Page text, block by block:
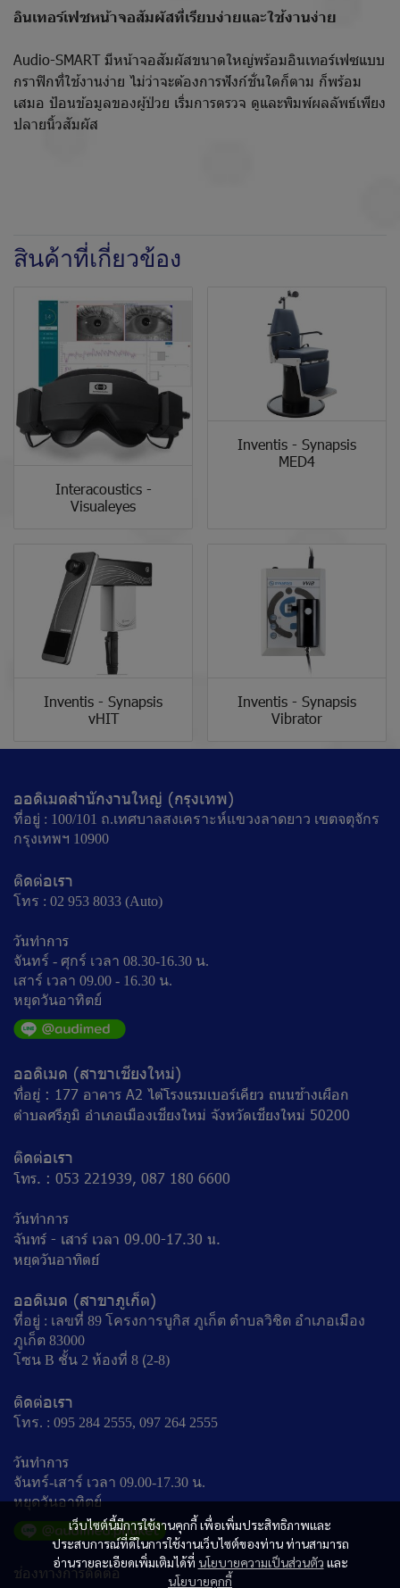
อินเทอร์เฟซหน้าจอสัมผัสที่เรียบง่ายและใช้งานง่าย
Audio-SMART มีหน้าจอสัมผัสขนาดใหญ่พร้อมอินเทอร์เฟซแบบ
กราฟิกที่ใช้งานง่าย ไม่ว่าจะต้องการฟังก์ชั่นใดก็ตาม ก็พร้อม
เสมอ ป้อนข้อมูลของผู้ป่วย เริ่มการตรวจ ดูและพิมพ์ผลลัพธ์เพียง
ปลายนิ้วสัมผัส
สินค้าที่เกี่ยวข้อง
Interacoustics -
Visualeyes
Inventis - Synapsis
MED4
Inventis - Synapsis
vHIT
Inventis - Synapsis
Vibrator
เว็บไซต์นี้มีการใช้งานคุกกี้ เพื่อเพิ่มประสิทธิภาพและ
ประสบการณ์ที่ดีในการใช้งานเว็บไซต์ของท่าน ท่านสามารถ
อ่านรายละเอียดเพิ่มเติมได้ที่ นโยบายความเป็นส่วนตัว และ
นโยบายคุกกี้
ออดิเมดสำนักงานใหญ่ (กรุงเทพ)
ที่อยู่ : 100/101 ถ.เทศบาลสงเคราะห์แขวงลาดยาว เขตจตุจักร
กรุงเทพฯ 10900
ติดต่อเรา
โทร : 02 953 8033 (Auto)
วันทำการ
จันทร์ - ศุกร์ เวลา 08.30-16.30 น.
เสาร์ เวลา 09.00 - 16.30 น.
หยุดวันอาทิตย์
ออดิเมด (สาขาเชียงใหม่)
ที่อยู่ : 177 อาคาร A2 ไต้โรงแรมเบอร์เคียว ถนนช้างเผือก
ตำบลศรีภูมิ อำเภอเมืองเชียงใหม่ จังหวัดเชียงใหม่ 50200
ติดต่อเรา
โทร. : 053 221939, 087 180 6600
วันทำการ
จันทร์ - เสาร์ เวลา 09.00-17.30 น.
หยุดวันอาทิตย์
ออดิเมด (สาขาภูเก็ต)
ที่อยู่ : เลขที่ 89 โครงการบูกิส ภูเก็ต ตำบลวิชิต อำเภอเมือง
ภูเก็ต 83000
โซน B ชั้น 2 ห้องที่ 8 (ฺ2-8)
ติดต่อเรา
โทร. : 095 284 2555, 097 264 2555
วันทำการ
จันทร์-เสาร์ เวลา 09.00-17.30 น.
หยุดวันอาทิตย์
ช่องทางการติดต่อ